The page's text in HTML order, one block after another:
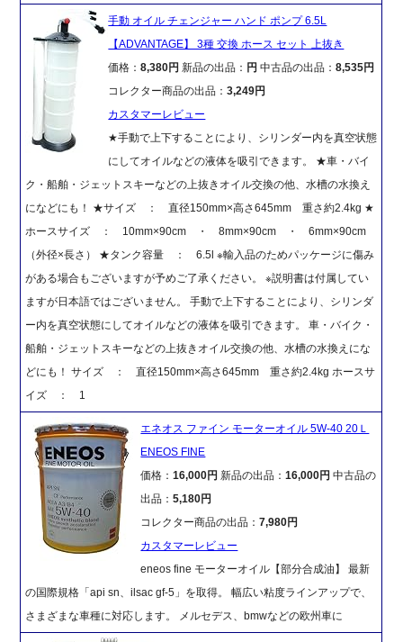
手動 オイル チェンジャー ハンド ポンプ 6.5L
【ADVANTAGE】 3種 交換 ホース セット 上抜き
価格：8,380円新品の出品： 円 中古品の出品：8,535円
コレクター商品の出品：3,249円
カスタマーレビュー
★手動で上下することにより、シリンダー内を真空状態
にしてオイルなどの液体を吸引できます。 ★車・バイ
ク・船舶・ジェットスキーなどの上抜きオイル交換の他、水槽の水換え
になどにも！ ★サイズ ： 直径150mm×高さ645mm 重さ約2.4kg ★
ホースサイズ ： 10mm×90cm ・ 8mm×90cm ・ 6mm×90cm
（外径×長さ） ★タンク容量 ： 6.5l ※輸入品のためパッケージに傷み
がある場合もございますが予めご了承ください。 ※説明書は付属してい
ますが日本語ではございません。 手動で上下することにより、シリンダ
ー内を真空状態にしてオイルなどの液体を吸引できます。 車・バイク・
船舶・ジェットスキーなどの上抜きオイル交換の他、水槽の水換えにな
どにも！ サイズ ： 直径150mm×高さ645mm 重さ約2.4kg ホースサ
イズ ： 1
エネオス ファイン モーターオイル 5W-40 20Ｌ
ENEOS FINE
価格：16,000円新品の出品：16,000円 中古品の
出品：5,180円
コレクター商品の出品：7,980円
カスタマーレビュー
eneos fine モーターオイル【部分合成油】 最新
の国際規格「api sn、ilsac gf-5」を取得。 幅広い粘度ラインアップで、
さまざまな車種に対応します。 メルセデス、bmwなどの欧州車に